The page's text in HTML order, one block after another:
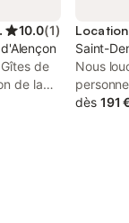
10.0(1)
de
de la
le
Saint-
Nous
cœur de
gîte a
écuries
dès 191